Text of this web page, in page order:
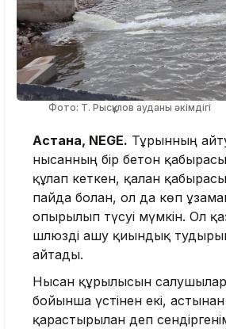
Фото: Т. Рысқұлов ауданы әкімдігі
Астана, NEGE. Тұрғынның
нысанның бір бетон
құлап кеткен, қалған
пайда болған, ол да көп
опырылып түсуі мүмкін. Ол
шлюзді ашу қиындық
айтады.
Нысан құрылысын
бойынша үстінен екі,
қарастырылған деп